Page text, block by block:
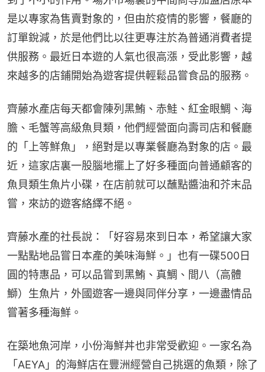
是以專家為售賣對象的，但由於疫情的影響，餐廳的
訂單銳減，於是他們比以往更專注於為普通消費者提
供服務。最近日本遊的人氣也很高漲，受此影響，越
來越多的店鋪開始為遊客提供輕鬆品嘗食品的服務。
齊藤水產店每天都會陳列黑鮪、赤鮭、紅金眼鯛、海
膽、毛蟹等高級魚貝類，他們經營面向壽司店和餐廳
的「上等鮮魚」，絕對是以專業餐廳為對象的店。最
近，這家店裏一股腦地擺上了好多種面向普通顧客的
魚貝類生魚片小碟，在店前就可以蘸點醬油和芥末品
嘗，來訪的遊客絡繹不絕。
齊藤水產的社長說：「好容易來到日本，希望讓大家
一點點地品嘗日本產的美味海鮮。」也有一碟500日
圓的特惠品，可以品嘗到黑鮪、真鯛、間八（高體
鰤）生魚片，外國遊客一邊與同伴分享，一邊盡情品
嘗著多種海鮮。
在築地魚河岸，小份海鮮丼也非常受歡迎。一家名為
「AEYA」的海鮮店在豐洲經營自己挑選的魚類，除了